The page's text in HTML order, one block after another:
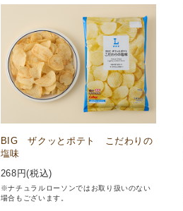
BIG ザクッとポテト こだわりの
塩味
268 円(税込)
※ナチュラルローソンではお取り扱いのない
場合もございます。